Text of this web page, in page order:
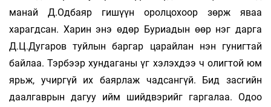
манай Д.Одбаяр гишүүн оролцохоор зөрж яваа
харагдсан. Харин энэ өдөр Буриадын өөр нэг дарга
Д.Ц.Дугаров туйлын баргар царайлан нэн гунигтай
байлаа. Тэрбээр хундаганы үг хэлэхдээ ч олигтой юм
ярьж, учиргүй их баярлаж чадсангүй. Бид засгийн
даалгаврын дагуу ийм шийдвэрийг гаргалаа. Одоо